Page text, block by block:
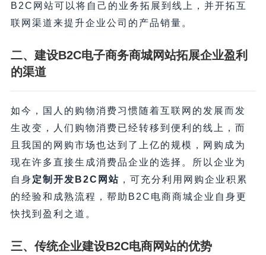
B2C网站可以将自己的业务拓展到线上，并开拓互
联网渠道来提升企业公司的产品销量。
二、建设B2C电子商务商城网站拓展企业盈利
的渠道
如今，国人的购物消费习惯随着互联网的发展而发
生改变，人们购物消费已经转移到便利的线上，而
且我国的网购市场也达到了上亿的规模，网购成为
现在许多直接生成消费品企业的选择。所以企业为
自身 定制开发B2C网站 ，可充分利用网购企业积累
的经验和成熟流程，帮助B2C电商商城企业自身更
快找到盈利之道。
三、传统企业建设B2C电商网站的优势